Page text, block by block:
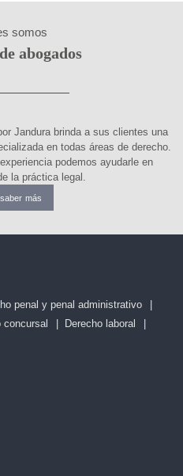
somos
abogados
Jandura brinda a sus clientes una
en todas áreas de derecho.
podemos ayudarle en
la práctica legal.
más
penal y penal administrativo
concursal
Derecho laboral